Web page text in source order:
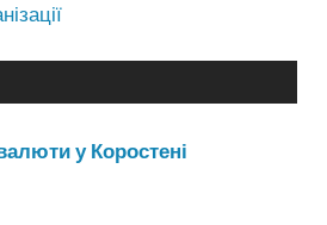
у Коростені